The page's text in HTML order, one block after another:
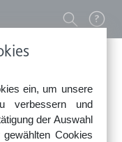
ein, um unsere
verbessern und
der Auswahl
Cookies
zulässig?